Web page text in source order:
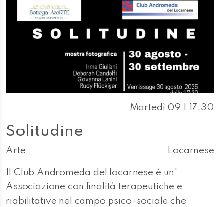
Martedì 09 | 17.30
Solitudine
Arte Locarnese
Il Club Andromeda del locarnese è un'
Associazione con finalità terapeutiche e
riabilitative nel campo psico-sociale che